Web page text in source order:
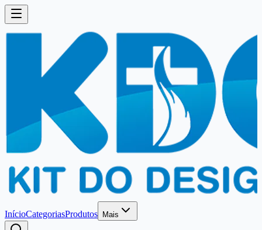
InícioCategoriasProdutos Mais